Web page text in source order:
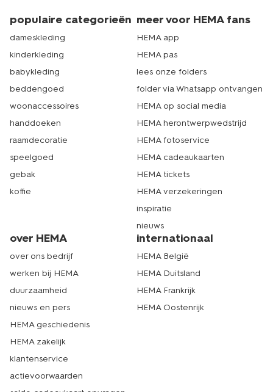
populaire categorieën
dameskleding
kinderkleding
babykleding
beddengoed
woonaccessoires
handdoeken
raamdecoratie
speelgoed
gebak
koffie
meer voor HEMA fans
HEMA app
HEMA pas
lees onze folders
folder via Whatsapp ontvangen
HEMA op social media
HEMA herontwerpwedstrijd
HEMA fotoservice
HEMA cadeaukaarten
HEMA tickets
HEMA verzekeringen
inspiratie
nieuws
over HEMA
over ons bedrijf
werken bij HEMA
duurzaamheid
nieuws en pers
HEMA geschiedenis
HEMA zakelijk
klantenservice
actievoorwaarden
internationaal
HEMA België
HEMA Duitsland
HEMA Frankrijk
HEMA Oostenrijk